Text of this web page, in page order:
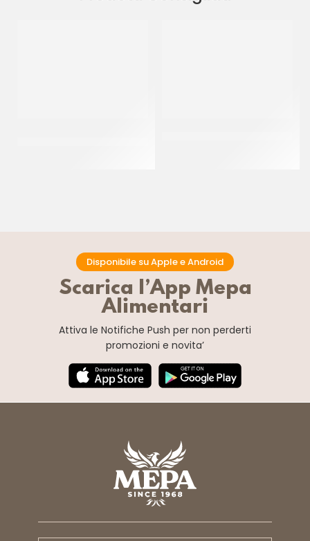
Disponibile su Apple e Android
Scarica l’App Mepa
Alimentari
Attiva le Notifiche Push per non perderti
promozioni e novita’